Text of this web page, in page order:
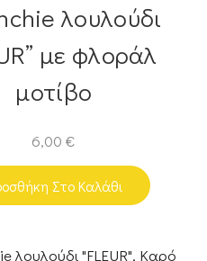
λουλούδι
με φλοράλ
μοτίβο
6,00€
Στο Καλάθι